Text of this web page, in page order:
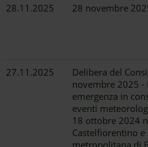
28.11.2025 28 novembre
27.11.2025
Delibera del
novembre 2025 -
emergenza in
eventi
18 ottobre 2024
Castelfiorentino
metropolitana di